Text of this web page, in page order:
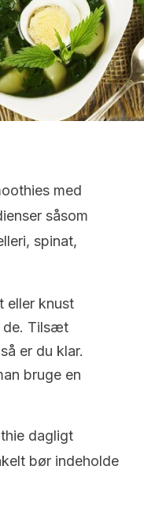
med
såsom
spinat,
eller knust
de. Tilsæt
er du klar.
bruge en
dagligt
bør indeholde